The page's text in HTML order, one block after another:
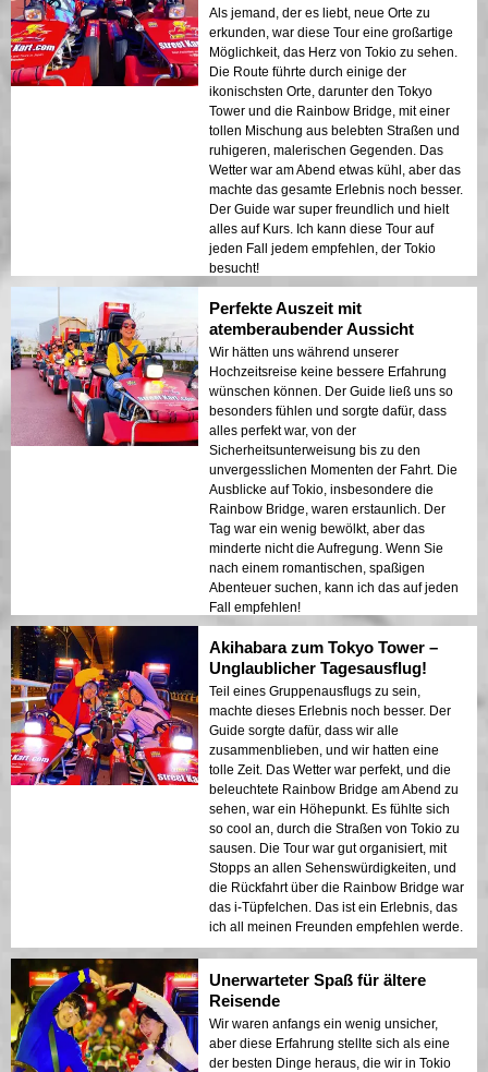
Als jemand, der es liebt, neue Orte zu
erkunden, war diese Tour eine großartige
Möglichkeit, das Herz von Tokio zu sehen.
Die Route führte durch einige der
ikonischsten Orte, darunter den Tokyo
Tower und die Rainbow Bridge, mit einer
tollen Mischung aus belebten Straßen und
ruhigeren, malerischen Gegenden. Das
Wetter war am Abend etwas kühl, aber das
machte das gesamte Erlebnis noch besser.
Der Guide war super freundlich und hielt
alles auf Kurs. Ich kann diese Tour auf
jeden Fall jedem empfehlen, der Tokio
besucht!
Perfekte Auszeit mit
atemberaubender Aussicht
Wir hätten uns während unserer
Hochzeitsreise keine bessere Erfahrung
wünschen können. Der Guide ließ uns so
besonders fühlen und sorgte dafür, dass
alles perfekt war, von der
Sicherheitsunterweisung bis zu den
unvergesslichen Momenten der Fahrt. Die
Ausblicke auf Tokio, insbesondere die
Rainbow Bridge, waren erstaunlich. Der
Tag war ein wenig bewölkt, aber das
minderte nicht die Aufregung. Wenn Sie
nach einem romantischen, spaßigen
Abenteuer suchen, kann ich das auf jeden
Fall empfehlen!
Akihabara zum Tokyo Tower –
Unglaublicher Tagesausflug!
Teil eines Gruppenausflugs zu sein,
machte dieses Erlebnis noch besser. Der
Guide sorgte dafür, dass wir alle
zusammenblieben, und wir hatten eine
tolle Zeit. Das Wetter war perfekt, und die
beleuchtete Rainbow Bridge am Abend zu
sehen, war ein Höhepunkt. Es fühlte sich
so cool an, durch die Straßen von Tokio zu
sausen. Die Tour war gut organisiert, mit
Stopps an allen Sehenswürdigkeiten, und
die Rückfahrt über die Rainbow Bridge war
das i-Tüpfelchen. Das ist ein Erlebnis, das
ich all meinen Freunden empfehlen werde.
Unerwarteter Spaß für ältere
Reisende
Wir waren anfangs ein wenig unsicher,
aber diese Erfahrung stellte sich als eine
der besten Dinge heraus, die wir in Tokio